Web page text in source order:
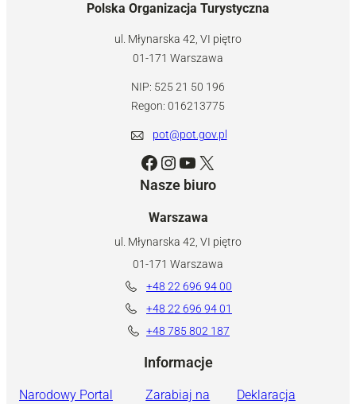
Polska Organizacja Turystyczna
ul. Młynarska 42, VI piętro
01-171 Warszawa
NIP: 525 21 50 196
Regon: 016213775
pot@pot.gov.pl
Facebook Instagram YouTube X
Nasze biuro
Warszawa
ul. Młynarska 42, VI piętro
01-171 Warszawa
+48 22 696 94 00
+48 22 696 94 01
+48 785 802 187
Informacje
Narodowy Portal
Zarabiaj na
Deklaracja